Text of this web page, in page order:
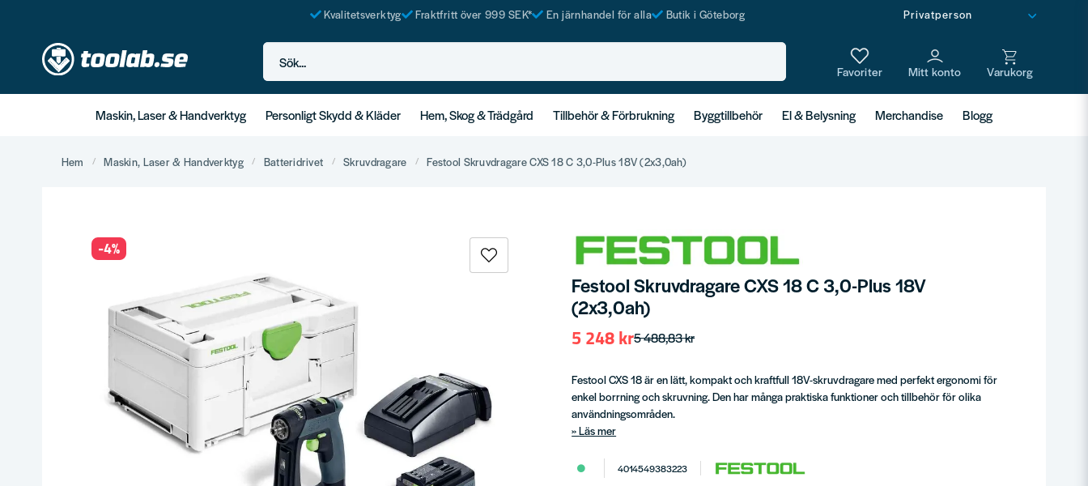
Kvalitetsverktyg Fraktfritt över 999 SEK* En järnhandel för alla Butik i Göteborg
Sök...
Maskin, Laser & Handverktyg Personligt Skydd & Kläder Hem, Skog & Trädgård Tillbehör & Förbrukning Byggtillbehör El & Belysning Merchandise Blogg
Hem Maskin, Laser & Handverktyg Batteridrivet Skruvdragare Festool Skruvdragare CXS 18 C 3,0-Plus 18V (2x3,0ah)
-4%
Festool Skruvdragare CXS 18 C 3,0-Plus 18V
(2x3,0ah)
5 488,83 kr
5 248 kr
Festool CXS 18 är en lätt, kompakt och kraftfull 18V-skruvdragare med perfekt ergonomi för
enkel borrning och skruvning. Den har många praktiska funktioner och tillbehör för olika
användningsområden.
Läs mer
4014549383223